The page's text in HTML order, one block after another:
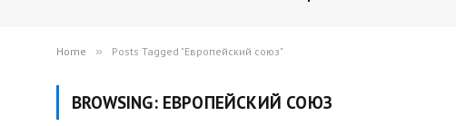
Home » Posts Tagged "Европейский союз"
BROWSING: ЕВРОПЕЙСКИЙ СОЮЗ